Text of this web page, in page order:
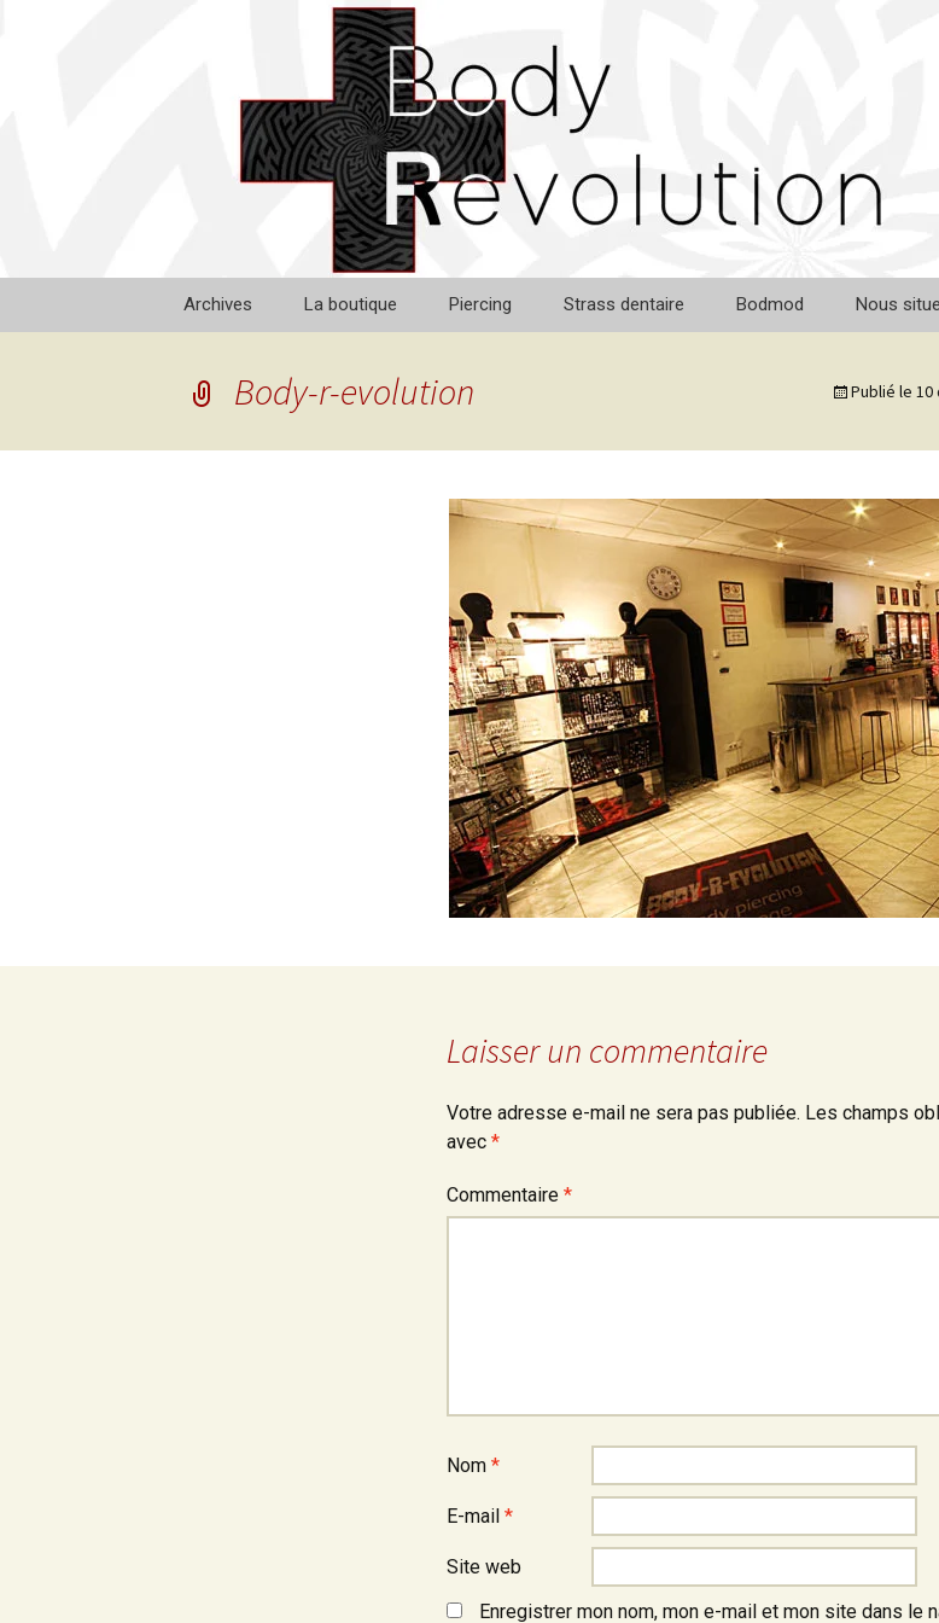
Archives La boutique Piercing
Soins
Autorisation parentale
Strass dentaire Bodmod
Tongue splitting
Reconstructions /
Réparations
Implant Transdermique
Résection de blowout
Branding
Galerie bodmod
Nous
Body-r-evolution Publié le 10
Laisser un commentaire
Votre adresse e-mail ne sera pas publiée. Les champs
avec *
Commentaire *
Nom *
E-mail *
Site web
Enregistrer mon nom, mon e-mail et mon site dans le